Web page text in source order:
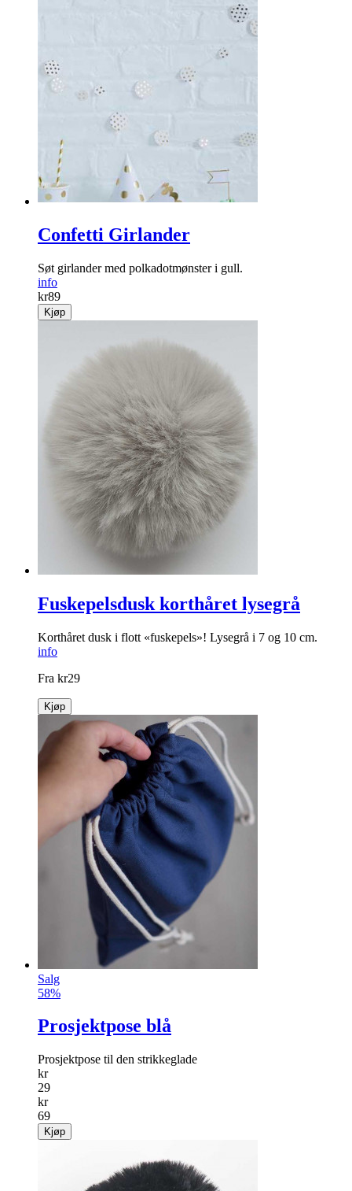
Confetti Girlander
Søt girlander med polkadotmønster i gull.
info
kr89
Kjøp
Fuskepelsdusk korthåret lysegrå
Korthåret dusk i flott «fuskepels»! Lysegrå i 7 og 10 cm.
info
Fra kr29
Kjøp
Salg
58%
Prosjektpose blå
Prosjektpose til den strikkeglade
kr
29
kr
69
Kjøp